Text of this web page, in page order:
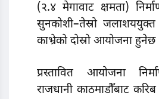
(२.४ मेगावाट क्षमता)
सुनकोशी–तेस्रो
काभ्रेको दोस्रो आयोजना हुनेछ
प्रस्तावित आयोजना
राजधानी काठमाडौँबाट